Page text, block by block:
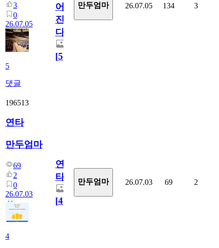
3
0
26.07.05
5
댓글
어
진
다.
[5]
만두엄마 26.07.05 134 3
196513
연타
만두엄마
69
2
0
26.07.03
4
연
타
[4]
만두엄마 26.07.03 69 2